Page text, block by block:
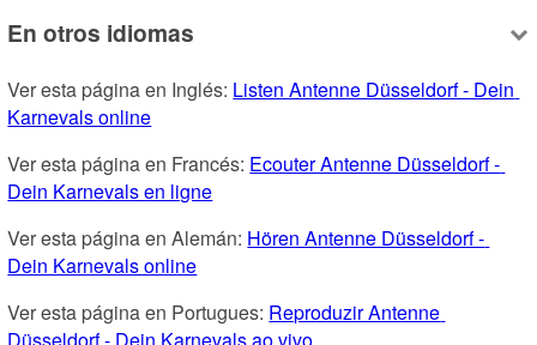
En otros idiomas
Ver esta página en Inglés: Listen Antenne Düsseldorf - Dein
Karnevals online
Ver esta página en Francés: Ecouter Antenne Düsseldorf -
Dein Karnevals en ligne
Ver esta página en Alemán: Hören Antenne Düsseldorf -
Dein Karnevals online
Ver esta página en Portugues: Reproduzir Antenne
Düsseldorf - Dein Karnevals ao vivo